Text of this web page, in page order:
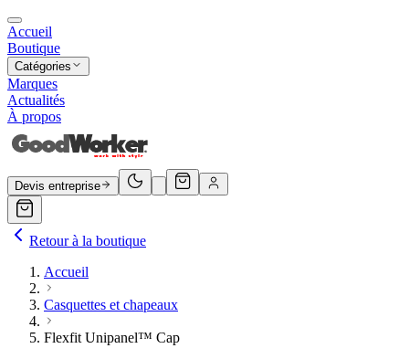
Accueil
Boutique
Catégories
Marques
Actualités
À propos
Devis entreprise
Retour à la boutique
Accueil
Casquettes et chapeaux
Flexfit Unipanel™ Cap